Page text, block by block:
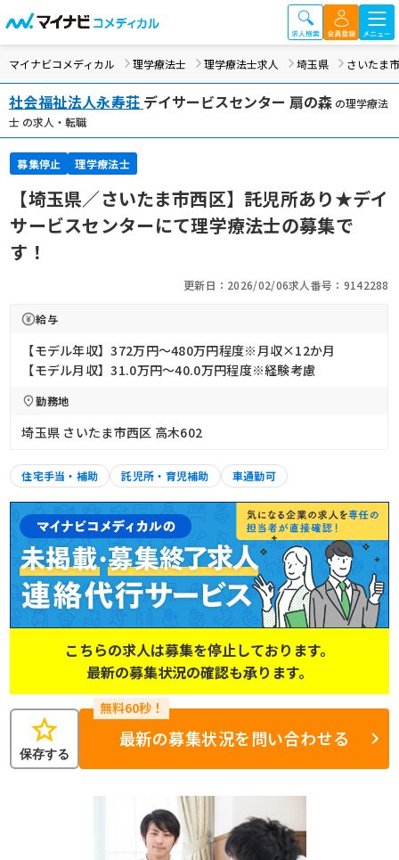
マイナビコメディカル 理学療法士 理学療法士求人 埼玉県 さいたま市
社会福祉法人永寿荘 デイサービスセンター 扇の森 の理学療法
士 の求人・転職
募集停止 理学療法士
【埼玉県／さいたま市西区】託児所あり★デイ
サービスセンターにて理学療法士の募集で
す！
更新日：2026/02/06求人番号：9142288
給与
【モデル年収】372万円〜480万円程度※月収×12か月
【モデル月収】31.0万円〜40.0万円程度※経験考慮
勤務地
埼玉県 さいたま市西区 高木602
住宅手当・補助 託児所・育児補助 車通勤可
こちらの求人は募集を停止しております。
最新の募集状況の確認も承ります。
star
保存する
最新の募集状況を問い合わせる